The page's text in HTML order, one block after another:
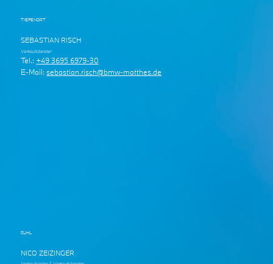
TIEFENORT
SEBASTIAN RISCH
Verkaufsberater
Tel.: +49 3695 6979-30
E-Mail:sebastian.risch@bmw-matthes.de
SUHL
NICO ZEIZINGER